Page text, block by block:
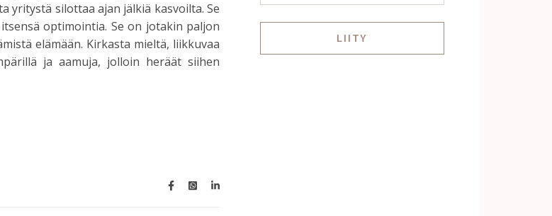
yritystä silottaa ajan jälkiä kasvoilta. Se
optimointia. Se on jotakin paljon
elämään. Kirkasta mieltä, liikkuvaa
ja aamuja, jolloin heräät siihen